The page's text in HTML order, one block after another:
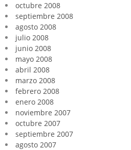
octubre 2008
septiembre 2008
agosto 2008
julio 2008
junio 2008
mayo 2008
abril 2008
marzo 2008
febrero 2008
enero 2008
noviembre 2007
octubre 2007
septiembre 2007
agosto 2007